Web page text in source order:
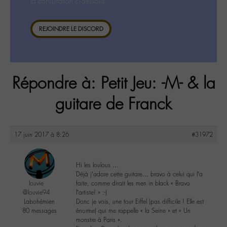
REJOINDRE LE DISCORD
Répondre à: Petit Jeu: -M- & la
guitare de Franck
17 juin 2017 à 8:26 #31972
louvie
@louvie94
Labohémien
80 messages
Hi les loulous …
Déjà j’adore cette guitare… bravo à celui qui l’a
faite, comme dirait les men in black « Bravo
l’artiste! » :-)
Donc je vois, une tour Eiffel (pas difficile ! Elle est
énorme) qui me rappelle « la Seine » et « Un
monstre à Paris ».